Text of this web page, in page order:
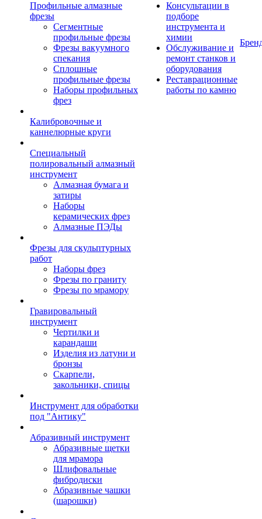
Профильные алмазные
фрезы
Сегментные
профильные фрезы
Фрезы вакуумного
спекания
Сплошные
профильные фрезы
Наборы профильных
фрез
Калибровочные и
каннелюрные круги
Специальный
полировальный алмазный
инструмент
Алмазная бумага и
затиры
Наборы
керамических фрез
Алмазные ПЭДы
Фрезы для скульптурных
работ
Наборы фрез
Фрезы по граниту
Фрезы по мрамору
Гравировальный
инструмент
Чертилки и
карандаши
Изделия из латуни и
бронзы
Скарпели,
закольники, спицы
Инструмент для обработки
под "Антику"
Абразивный инструмент
Абразивные щетки
для мрамора
Шлифовальные
фибродиски
Абразивные чашки
(шарошки)
Консультации в
подборе
инструмента и
химии
Обслуживание и
ремонт станков и
оборудования
Реставрационные
работы по камню